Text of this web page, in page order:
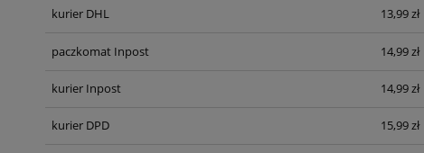
kurier DHL 13,99 zł
paczkomat Inpost 14,99 zł
kurier Inpost 14,99 zł
kurier DPD 15,99 zł